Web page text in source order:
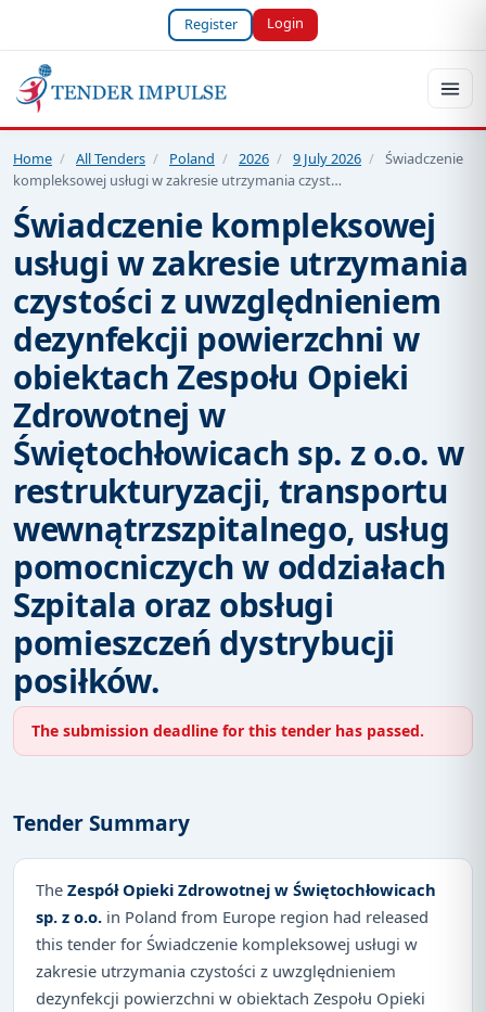
Register Login
Home / All Tenders / Poland / 2026 / 9 July 2026 / Świadczenie
kompleksowej usługi w zakresie utrzymania czyst…
Świadczenie kompleksowej
usługi w zakresie utrzymania
czystości z uwzględnieniem
dezynfekcji powierzchni w
obiektach Zespołu Opieki
Zdrowotnej w
Świętochłowicach sp. z o.o. w
restrukturyzacji, transportu
wewnątrzszpitalnego, usług
pomocniczych w oddziałach
Szpitala oraz obsługi
pomieszczeń dystrybucji
posiłków.
The submission deadline for this tender has passed.
Tender Summary
The Zespół Opieki Zdrowotnej w Świętochłowicach
sp. z o.o. in Poland from Europe region had released
this tender for Świadczenie kompleksowej usługi w
zakresie utrzymania czystości z uwzględnieniem
dezynfekcji powierzchni w obiektach Zespołu Opieki